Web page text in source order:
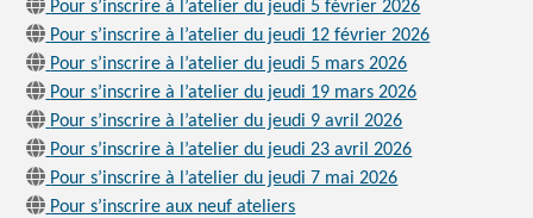
Pour s’inscrire à l’atelier du jeudi 5 février 2026
Pour s’inscrire à l’atelier du jeudi 12 février 2026
Pour s’inscrire à l’atelier du jeudi 5 mars 2026
Pour s’inscrire à l’atelier du jeudi 19 mars 2026
Pour s’inscrire à l’atelier du jeudi 9 avril 2026
Pour s’inscrire à l’atelier du jeudi 23 avril 2026
Pour s’inscrire à l’atelier du jeudi 7 mai 2026
Pour s’inscrire aux neuf ateliers